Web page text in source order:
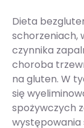
Dieta
schorzeniach,
czynnika
choroba
na gluten. W
się
spożywczych
występowania